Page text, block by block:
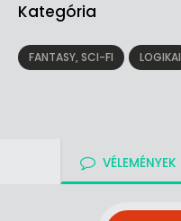
Kategória
FANTASY, SCI-FI LOGIKAI
VÉLEMÉNYEK